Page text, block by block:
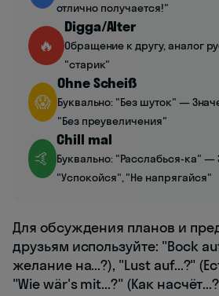
отлично получается!"
🔥
Digga/Alter
Обращение к другу, аналог
"старик"
😱
Ohne Scheiß
Буквально: "Без шуток" —
"Без преувеличения"
🤙
Chill mal
Буквально: "Расслабься-ка" —
"Успокойся", "Не напрягайся"
Для обсуждения планов и
друзьям используйте: "Bock
желание на...?), "Lust auf...?"
"Wie wär's mit...?" (Как